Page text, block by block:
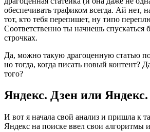
обеспечивать трафиком всегда. Ай нет,
тот, кто тебя перепишет, ну типо
Соответственно ты начнешь спускаться
строчках.
Да, можно такую драгоценную статью
но тогда, когда писать новый контент?
того?
Яндекс. Дзен или
И вот я начала свой анализ и пришла к
Яндекс на поиске ввел свои алгоритмы